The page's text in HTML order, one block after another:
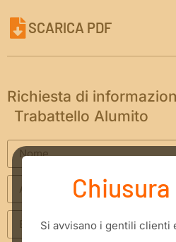
SCARICA PDF
Richiesta di
Trabattello Alumito
​Si avvisano i gentili clienti